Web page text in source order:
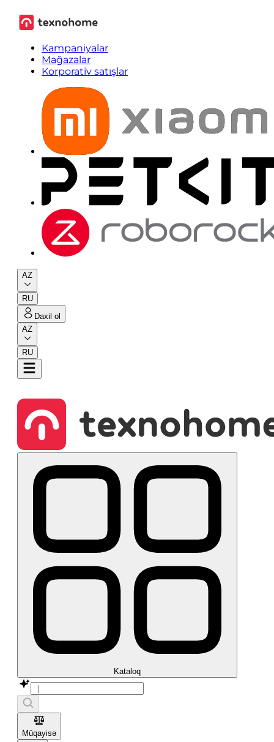
Kampaniyalar
Mağazalar
Korporativ satışlar
AZ
RU
Daxil ol
AZ
RU
Kataloq
Müqayisə